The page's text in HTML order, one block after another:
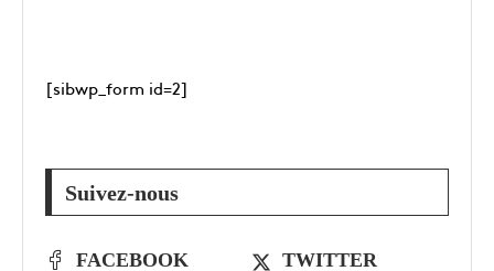
[sibwp_form id=2]
Suivez-nous
FACEBOOK TWITTER